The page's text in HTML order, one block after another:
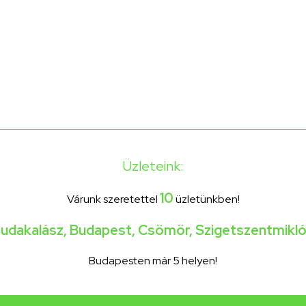
Üzleteink:
Várunk szeretettel10üzletünkben!
, Budapest, Csömör,
Budapesten már 5 helyen!